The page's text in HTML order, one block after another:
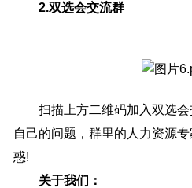
2.双选会交流群
扫描上方二维码加入双选会
自己的问题，群里的人力资源
惑!
关于我们：